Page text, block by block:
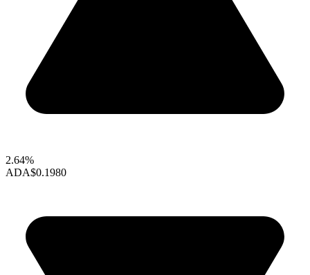
2.64%
ADA$0.1980